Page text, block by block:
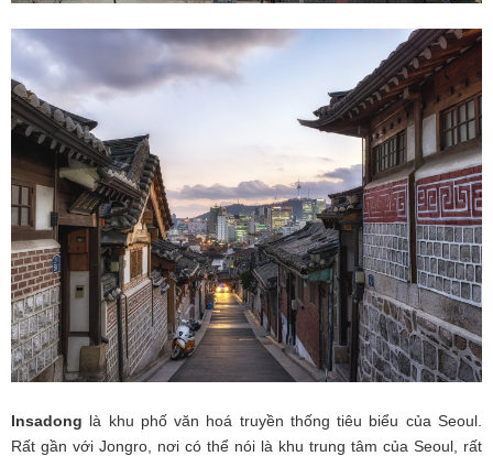
Insadong là khu phố văn hoá truyền thống tiêu biểu của Seoul.
Rất gần với Jongro, nơi có thể nói là khu trung tâm của Seoul, rất